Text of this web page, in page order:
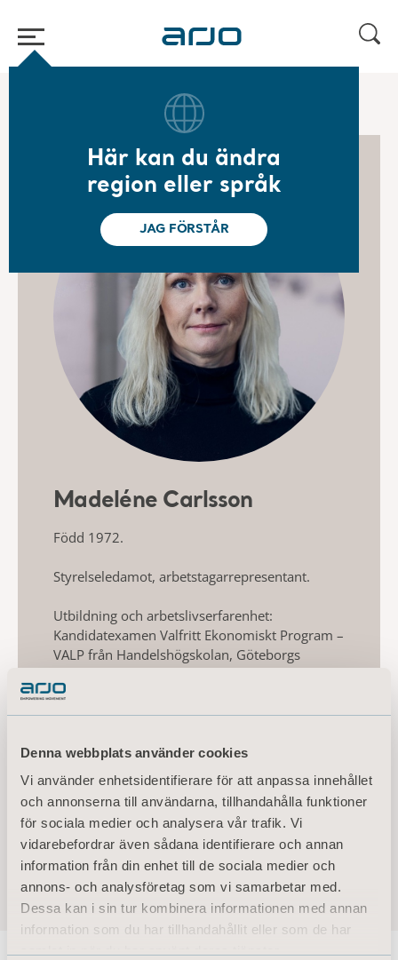
Denna webbplats använder cookies
Vi använder enhetsidentifierare för att anpassa innehållet
och annonserna till användarna, tillhandahålla funktioner
för sociala medier och analysera vår trafik. Vi
vidarebefordrar även sådana identifierare och annan
information från din enhet till de sociala medier och
annons- och analysföretag som vi samarbetar med.
Dessa kan i sin tur kombinera informationen med annan
information som du har tillhandahållit eller som de har
Här kan du ändra
region eller språk
JAG FÖRSTÅR
Madelene Carlsson
Madeléne Carlsson
Född 1972.
Styrelseledamot, arbetstagarrepresentant.
Utbildning och arbetslivserfarenhet:
Kandidatexamen Valfritt Ekonomiskt Program –
VALP från Handelshögskolan, Göteborgs
universitet, Griffith University Australia,
Högskolan i Halmstad. Inriktning
Ekonomi/Marknadsföring/Ledarskap och
produktchef i Olympus samt produktspecialist i
Nordic Drugs och Astra Zeneca. Anställd i Arjos
dotterbolag ArjoHuntleigh AB
Andra pågående uppdrag/befattningar –
Innehav (eget och närståendes): –